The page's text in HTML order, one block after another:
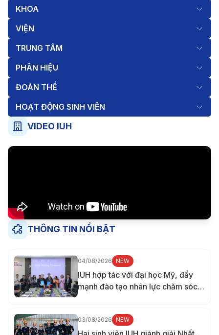
KHOA
VIỆN
TRUNG TÂM
PHÂN HIỆU
ĐOÀN THỂ
HOẠT ĐỘNG SINH VIÊN
VIDEO IUH
THÔNG TIN NỔI BẬT
04/08/2026 NEW
IUH hợp tác với đại học Mỹ, đẩy
mạnh đào tạo nhân lực chăm sóc
sức khỏe
03/08/2026 NEW